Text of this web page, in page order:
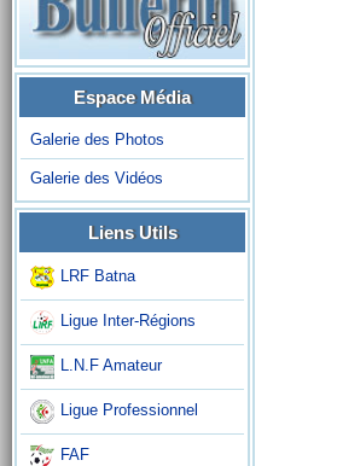
Espace Média
Galerie des Photos
Galerie des Vidéos
Liens Utils
LRF Batna
Ligue Inter-Régions
L.N.F Amateur
Ligue Professionnel
FAF